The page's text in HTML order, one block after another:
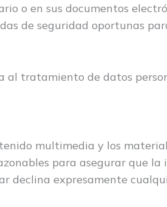
o en sus documentos
de seguridad oportunas
tratamiento de datos
multimedia y los
para asegurar que
declina expresamente